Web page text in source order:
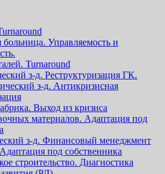
Управляемость и
Turnaround
з-д. Реструктуризация ГК.
з-д. Антикризисная
Выход из кризиса
материалов. Адаптация под
з-д. Финансовый менеджмент
под собственника
строительство. Диагностика